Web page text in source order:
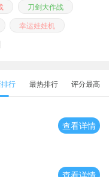
刀剑大作战
幸运娃娃机
行 最热排行 评分最高
查看详情